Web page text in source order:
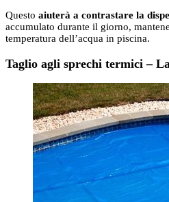
Questo aiuterà a contrastare la
accumulato durante il giorno,
temperatura dell’acqua in piscina.
Taglio agli sprechi termici –